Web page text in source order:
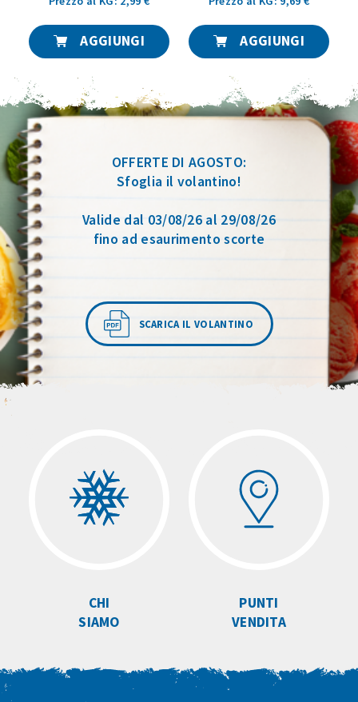
AGGIUNGI AGGIUNGI
OFFERTE DI AGOSTO:
Sfoglia il volantino!
Valide dal 03/08/26 al 29/08/26
fino ad esaurimento scorte
SCARICA IL VOLANTINO
CHI
SIAMO
PUNTI
VENDITA